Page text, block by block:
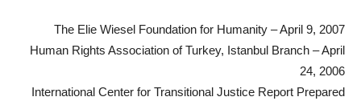
The Elie Wiesel Foundation for Humanity – April 9, 2007
Human Rights Association of Turkey, Istanbul Branch – April
24, 2006
International Center for Transitional Justice Report Prepared